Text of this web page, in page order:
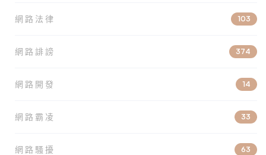
網路法律 103
網路誹謗 374
網路開發 14
網路霸凌 33
網路騷擾 63